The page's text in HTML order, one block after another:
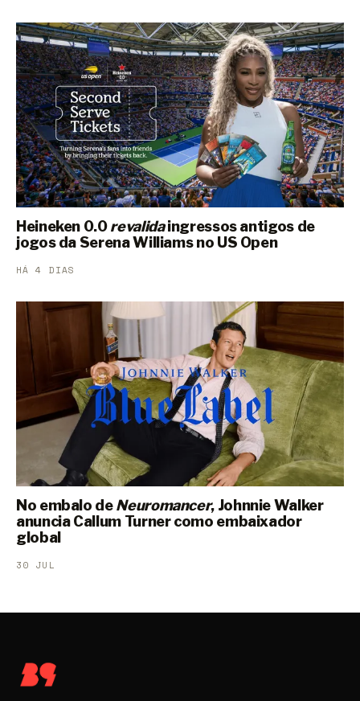
Heineken 0.0revalidaingressos antigos de
jogos da Serena Williams no US Open
HÁ 4 DIAS
No embalo deNeuromancer, Johnnie Walker
anuncia Callum Turner como embaixador
global
30 JUL